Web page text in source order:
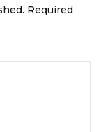
Required